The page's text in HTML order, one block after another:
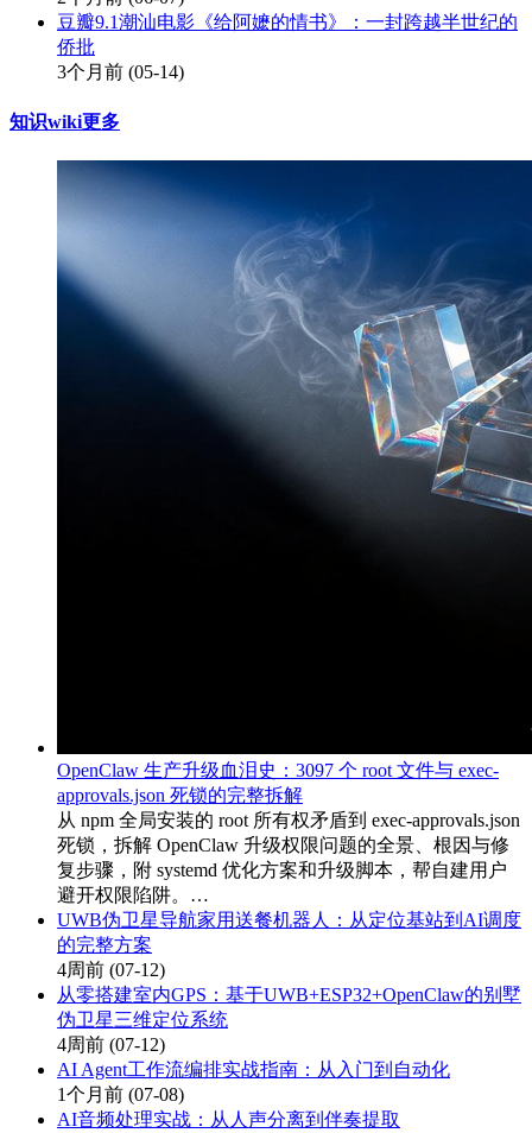
豆瓣9.1潮汕电影《给阿嬷的情书》：一封跨越半世纪的
侨批
3个月前 (05-14)
知识wiki更多
OpenClaw 生产升级血泪史：3097 个 root 文件与 exec-
approvals.json 死锁的完整拆解
从 npm 全局安装的 root 所有权矛盾到 exec-approvals.json
死锁，拆解 OpenClaw 升级权限问题的全景、根因与修
复步骤，附 systemd 优化方案和升级脚本，帮自建用户
避开权限陷阱。…
UWB伪卫星导航家用送餐机器人：从定位基站到AI调度
的完整方案
4周前 (07-12)
从零搭建室内GPS：基于UWB+ESP32+OpenClaw的别墅
伪卫星三维定位系统
4周前 (07-12)
AI Agent工作流编排实战指南：从入门到自动化
1个月前 (07-08)
AI音频处理实战：从人声分离到伴奏提取